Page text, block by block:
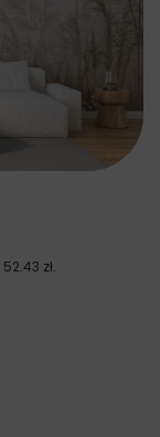
52.43 zł.